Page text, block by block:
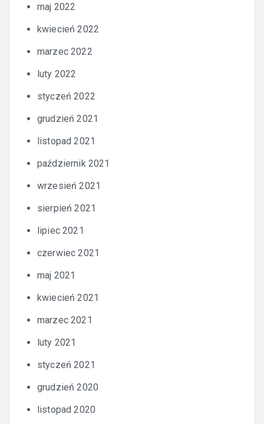
maj 2022
kwiecień 2022
marzec 2022
luty 2022
styczeń 2022
grudzień 2021
listopad 2021
październik 2021
wrzesień 2021
sierpień 2021
lipiec 2021
czerwiec 2021
maj 2021
kwiecień 2021
marzec 2021
luty 2021
styczeń 2021
grudzień 2020
listopad 2020